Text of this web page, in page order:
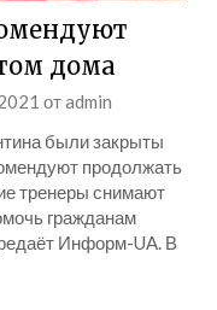
дома
отadmin
были закрыты
продолжать
тренеры снимают
гражданам
Информ-UA. В